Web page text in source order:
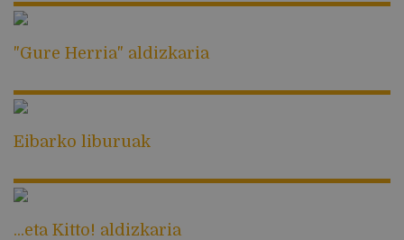
"Gure Herria" aldizkaria
Eibarko liburuak
...eta Kitto! aldizkaria